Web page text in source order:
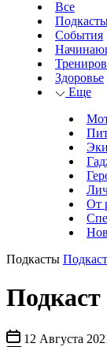
Все
События
Здоровье
Еще
От
Подкасты
12 Августа